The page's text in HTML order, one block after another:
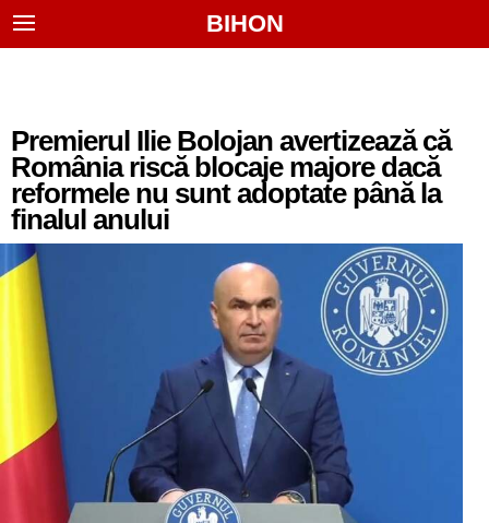
BIHON
Premierul Ilie Bolojan avertizează că
România riscă blocaje majore dacă
reformele nu sunt adoptate până la
finalul anului